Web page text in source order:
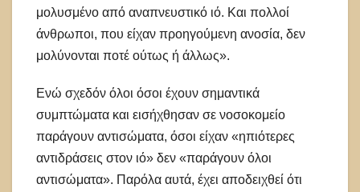
μολυσμένο από αναπνευστικό ιό. Και πολλοί
άνθρωποι, που είχαν προηγούμενη ανοσία, δεν
μολύνονται ποτέ ούτως ή άλλως».
Ενώ σχεδόν όλοι όσοι έχουν σημαντικά
συμπτώματα και εισήχθησαν σε νοσοκομείο
παράγουν αντισώματα, όσοι είχαν «ηπιότερες
αντιδράσεις στον ιό» δεν «παράγουν όλοι
αντισώματα». Παρόλα αυτά, έχει αποδειχθεί ότι